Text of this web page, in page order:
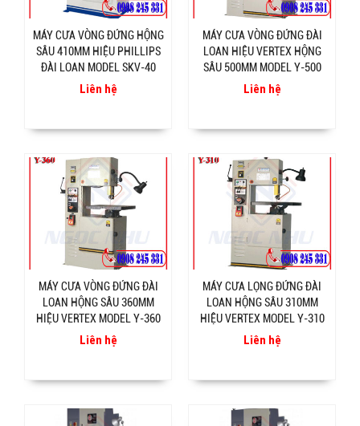
MÁY CƯA VÒNG ĐỨNG HỘNG
SÂU 410MM HIỆU PHILLIPS
ĐÀI LOAN MODEL SKV-40
Liên hệ
MÁY CƯA VÒNG ĐỨNG ĐÀI
LOAN HIỆU VERTEX HỘNG
SÂU 500MM MODEL Y-500
Liên hệ
MÁY CƯA VÒNG ĐỨNG ĐÀI
LOAN HỘNG SÂU 360MM
HIỆU VERTEX MODEL Y-360
Liên hệ
MÁY CƯA LỌNG ĐỨNG ĐÀI
LOAN HỘNG SÂU 310MM
HIỆU VERTEX MODEL Y-310
Liên hệ